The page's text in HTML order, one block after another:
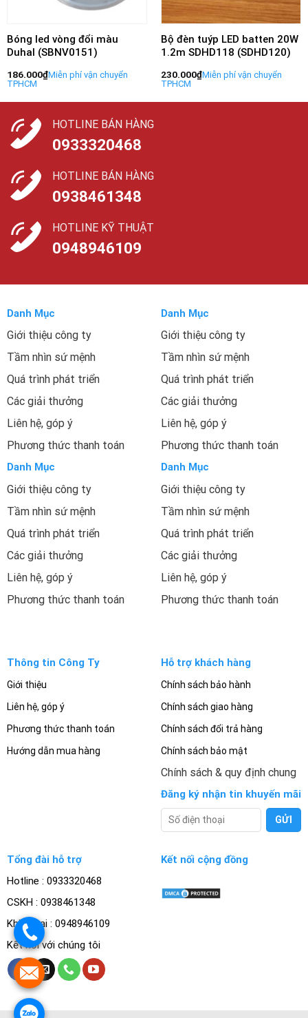
Bóng led vòng đổi màu
Duhal (SBNV0151)
186.000₫
Bộ đèn tuýp LED batten 20W
1.2m SDHD118 (SDHD120)
230.000₫
HOTLINE BÁN HÀNG
0933320468
HOTLINE BÁN HÀNG
0938461348
HOTLINE KỸ THUẬT
0948946109
Danh Mục
Giới thiệu công ty
Tầm nhìn sứ mệnh
Quá trình phát triển
Các giải thưởng
Liên hệ, góp ý
Phương thức thanh toán
Danh Mục
Giới thiệu công ty
Tầm nhìn sứ mệnh
Quá trình phát triển
Các giải thưởng
Liên hệ, góp ý
Phương thức thanh toán
Danh Mục
Giới thiệu công ty
Tầm nhìn sứ mệnh
Quá trình phát triển
Các giải thưởng
Liên hệ, góp ý
Phương thức thanh toán
Danh Mục
Giới thiệu công ty
Tầm nhìn sứ mệnh
Quá trình phát triển
Các giải thưởng
Liên hệ, góp ý
Phương thức thanh toán
Thông tin Công Ty
Giới thiệu
Liên hệ, góp ý
Phương thức thanh toán
Hướng dẫn mua hàng
Hỗ trợ khách hàng
Chính sách bảo hành
Chính sách giao hàng
Chính sách đổi trả hàng
Chính sách bảo mật
Chính sách & quy định chung
Đăng ký nhận tin khuyến mãi
Tổng đài hỗ trợ
Hotline : 0933320468
CSKH : 0938461348
Khiếu nại : 0948946109
Kết nối với chúng tôi
Kết nối cộng đồng
.
.
.